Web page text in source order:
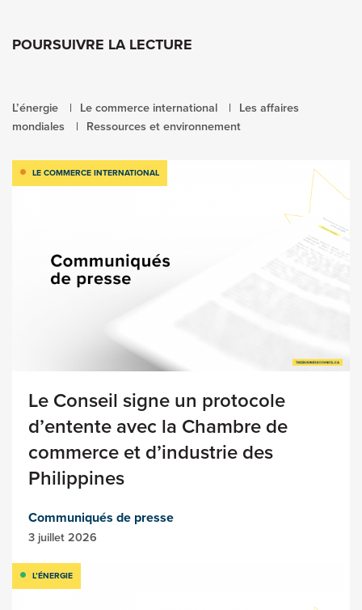
POURSUIVRE LA LECTURE
L’énergie Le commerce international
Les affaires
mondiales
Ressources et environnement
LE COMMERCE INTERNATIONAL
Le Conseil signe un protocole
d’entente avec la Chambre de
commerce et d’industrie des
Philippines
Communiqués de presse
3 juillet 2026
L’ÉNERGIE